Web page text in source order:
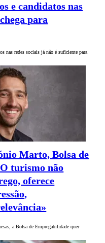
e candidatos nas
para
nas redes sociais já não é suficiente para
Marto, Bolsa de
turismo não
oferece
a Bolsa de Empregabilidade quer